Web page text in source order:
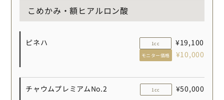
こめかみ・額ヒアルロン酸
ピネハ 1cc ¥19,100
モニター価格 ¥10,000
チャウムプレミアムNo.2 1cc ¥50,000